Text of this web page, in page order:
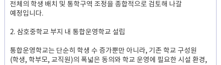
전체의 학생 배치 및 통학구역 조정을 종합적으로 검토해 나갈
예정입니다.
2. 삼호중학교 부지 내 통합운영학교 설립
통합운영학교는 단순히 학생 수 증가뿐만 아니라, 기존 학교 구성원
(학생, 학부모, 교직원)의 폭넓은 동의와 학교 운영에 필요한 시설 환경,